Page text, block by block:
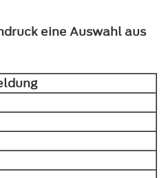
eine Auswahl aus